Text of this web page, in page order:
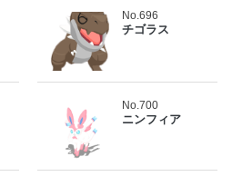
No.696
チゴラス
No.700
ニンフィア